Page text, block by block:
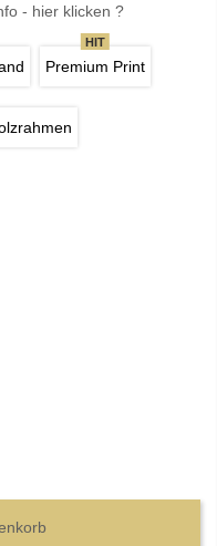
- hier klicken ?
Premium Print
HIT